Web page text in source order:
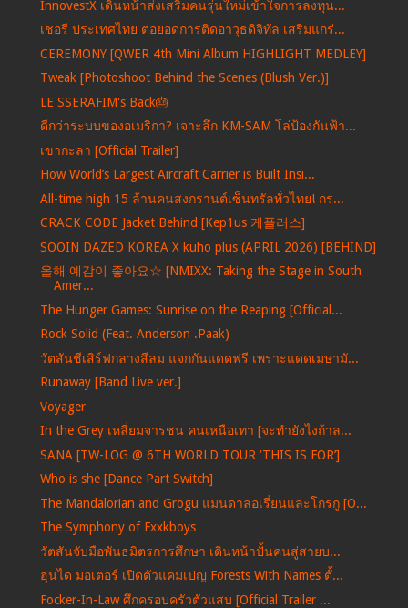
InnovestX เดินหน้าส่งเสริมคนรุ่นใหม่เข้าใจการลงทุน...
เชอรี ประเทศไทย ต่อยอดการติดอาวุธดิจิทัล เสริมแกร่...
CEREMONY [QWER 4th Mini Album HIGHLIGHT MEDLEY]
Tweak [Photoshoot Behind the Scenes (Blush Ver.)]
LE SSERAFIM's Back🎂
ดีกว่าระบบของอเมริกา? เจาะลึก KM-SAM โล่ป้องกันฟ้า...
เขากะลา [Official Trailer]
How World’s Largest Aircraft Carrier is Built Insi...
All-time high 15 ล้านคนสงกรานต์เซ็นทรัลทั่วไทย! กร...
CRACK CODE Jacket Behind [Kep1us 케플러스]
SOOIN DAZED KOREA X kuho plus (APRIL 2026) [BEHIND]
올해 예감이 좋아요☆ [NMIXX: Taking the Stage in South
Amer...
The Hunger Games: Sunrise on the Reaping [Official...
Rock Solid (Feat. Anderson .Paak)
วัตสันชีเสิร์ฟกลางสีลม แจกกันแดดฟรี เพราะแดดเมษามั...
Runaway [Band Live ver.]
Voyager
In the Grey เหลี่ยมจารชน คนเหนือเทา [จะทำยังไงถ้าล...
SANA [TW-LOG @ 6TH WORLD TOUR ‘THIS IS FOR’]
Who is she [Dance Part Switch]
The Mandalorian and Grogu แมนดาลอเรี่ยนและโกรกู [O...
The Symphony of Fxxkboys
วัตสันจับมือพันธมิตรการศึกษา เดินหน้าปั้นคนสู่สายบ...
ฮุนได มอเตอร์ เปิดตัวแคมเปญ Forests With Names ตั้...
Focker-In-Law ศึกครอบครัวตัวแสบ [Official Trailer ...